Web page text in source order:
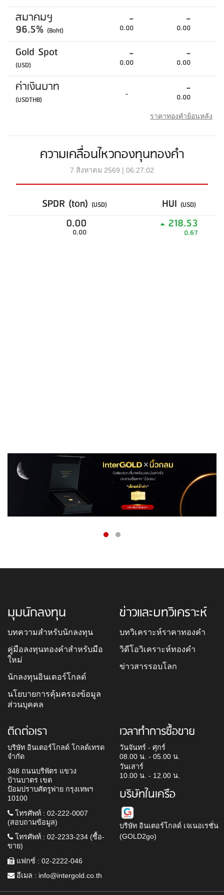
สมาคมฯ
96.5% (Baht)
-
0.00
-
0.00
Gold Spot
(USD)
-
0.00
-
0.00
ค่าเงินบาท
(USDTHB) - -
0.00
ราคาทองคำย้อนหลัง
ความเคลื่อนไหวกองทุนทองคำ
7 สิงหาคม 2569 | 06:27:02
SPDR (ton) (USD) HUI (USD)
0.00
0.00
218.53
0.67
มุมนักลงทุน
บทความสำหรับนักลงทุน
คู่มือลงทุนทองคำสำหรับมือ
ใหม่
นักลงทุนอินเตอร์โกลด์
นโยบายการคุ้มครองข้อมูล
ส่วนบุคคล
ข่าวและบทวิเคราะห์
บทวิเคราะห์ราคาทองคำ
วิดีโอวิเคราะห์ทองคำ
ข่าวสารรอบโลก
ติดต่อเรา
บริษัท อินเตอร์โกลด์ โกลด์เทรด
จำกัด
348 ถนนบริพัตร แขวง
บ้านบาตร เขต
ป้อมปราบศัตรูพ่าย กรุงเทพฯ
10100
โทรศัพท์ : 02-222-0007
(สอบถามข้อมูล)
โทรศัพท์ : 02-2233-234 (ซื้อ-
ขาย)
แฟกซ์ : 02-2222-046
อีเมล : info@intergold.co.th
เวลาทำการซื้อขาย
วันจันทร์ - ศุกร์
08.00 น. - 05.00 น.
วันเสาร์
10.00 น. - 12.00 น.
บริษัทในเครือ
บริษัท อินเตอร์โกลด์ เจเนอเรชั่น
(GOLD2go)